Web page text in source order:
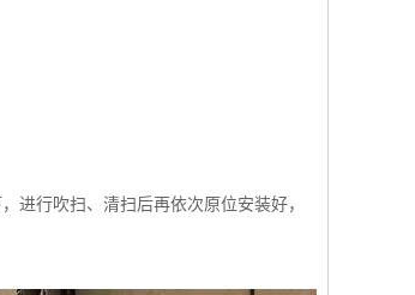
进行吹扫、清扫后再依次原位安装好，